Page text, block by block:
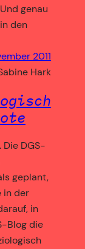
genau
den
2011
Hark
DGS-
geplant,
in der
in
Blog die